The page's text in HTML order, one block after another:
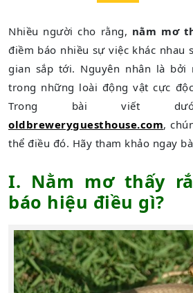
Nhiều người cho rằng, nằm mơ
điềm báo nhiều sự việc khác nhau
gian sắp tới. Nguyên nhân là
trong những loài động vật cực
Trong bài viết
oldbreweryguesthouse.com,
thể điều đó. Hãy tham khảo ngay
I. Nằm mơ thấy
báo hiệu điều gì?